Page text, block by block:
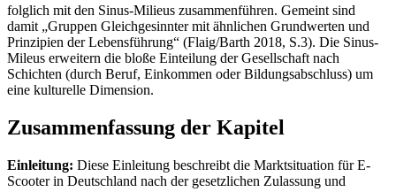
folglich mit den Sinus-Milieus zusammenführen. Gemeint sind
damit „Gruppen Gleichgesinnter mit ähnlichen Grundwerten und
Prinzipien der Lebensführung“ (Flaig/Barth 2018, S.3). Die Sinus-
Mileus erweitern die bloße Einteilung der Gesellschaft nach
Schichten (durch Beruf, Einkommen oder Bildungsabschluss) um
eine kulturelle Dimension.
Zusammenfassung der Kapitel
Einleitung: Diese Einleitung beschreibt die Marktsituation für E-
Scooter in Deutschland nach der gesetzlichen Zulassung und